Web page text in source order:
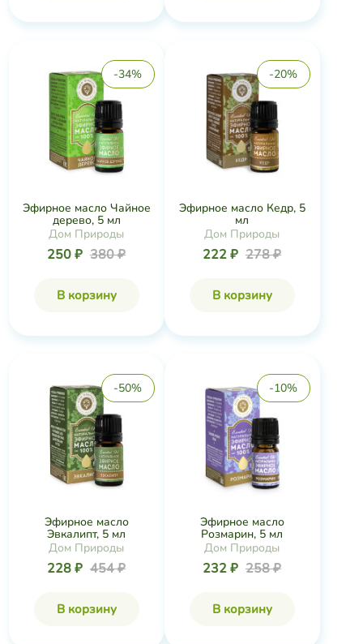
-34%
Эфирное масло Чайное
дерево, 5 мл
Дом Природы
250 ₽ 380 ₽
В корзину
-20%
Эфирное масло Кедр, 5
мл
Дом Природы
222 ₽ 278 ₽
В корзину
-50%
Эфирное масло
Эвкалипт, 5 мл
Дом Природы
228 ₽ 454 ₽
В корзину
-10%
Эфирное масло
Розмарин, 5 мл
Дом Природы
232 ₽ 258 ₽
В корзину